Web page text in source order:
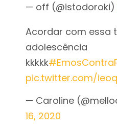
— off (@istodoroki)
Acordar com essa
adolescência
kkkkk
pic.twitter.com/
— Caroline
16, 2020